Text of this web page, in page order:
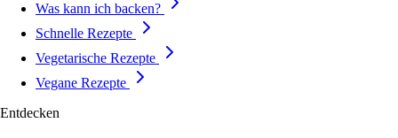
Was kann ich backen?
Schnelle Rezepte
Vegetarische Rezepte
Vegane Rezepte
Entdecken